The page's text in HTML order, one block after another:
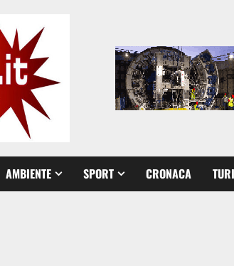
AMBIENTE SPORT CRONACA